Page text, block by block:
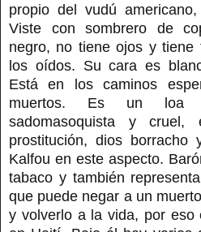
propio del vudú
Viste con sombrero de
negro, no tiene ojos y tiene
los oídos. Su cara es
Está en los caminos
muertos. Es un loa
sadomasoquista y
prostitución, dios
Kalfou en este aspecto.
tabaco y también
que puede negar a un
y volverlo a la vida, por